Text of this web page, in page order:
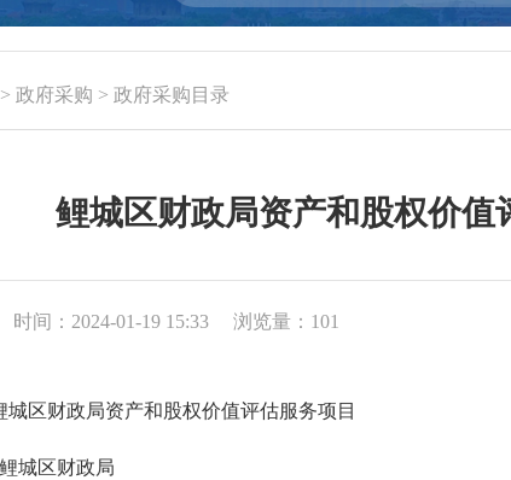
> 政府采购 > 政府采购目录
鲤城区财政局资产和股权价
时间：2024-01-19 15:33 浏览量： 101
区财政局资产和股权价值评估服务项目
城区财政局